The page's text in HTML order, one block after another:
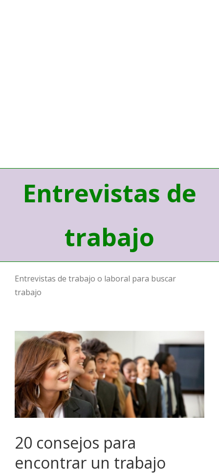
Entrevistas de
trabajo
Entrevistas de trabajo o laboral para buscar
trabajo
20 consejos para
encontrar un trabajo